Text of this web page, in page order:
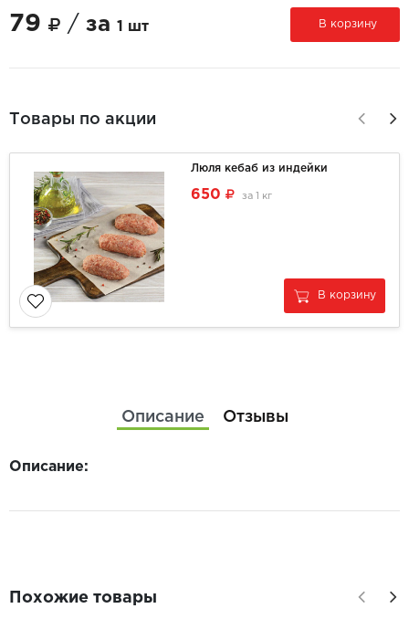
79 / за 1 шт В корзину
Товары по акции
Люля кебаб из индейки
650 за 1 кг
В корзину
Описание Отзывы
Описание:
Похожие товары